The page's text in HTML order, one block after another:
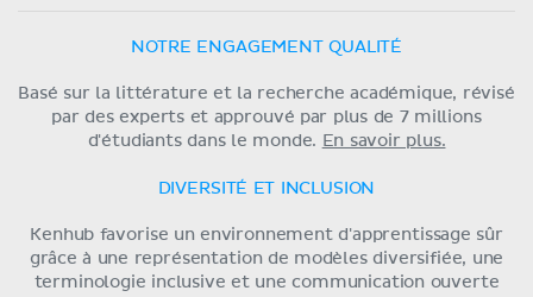
NOTRE ENGAGEMENT QUALITÉ
Basé sur la littérature et la recherche académique, révisé
par des experts et approuvé par plus de 7 millions
d'étudiants dans le monde. En savoir plus.
DIVERSITÉ ET INCLUSION
Kenhub favorise un environnement d'apprentissage sûr
grâce à une représentation de modèles diversifiée, une
terminologie inclusive et une communication ouverte